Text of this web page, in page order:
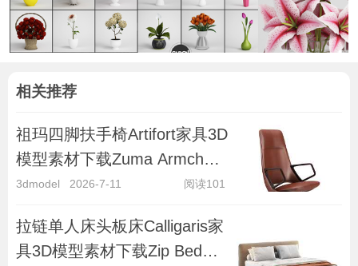
相关推荐
祖玛四脚扶手椅Artifort家具3D
模型素材下载Zuma Armchair
4-legged by Artifort
3dmodel 2026-7-11 阅读101
拉链单人床头板床Calligaris家
具3D模型素材下载Zip Bed